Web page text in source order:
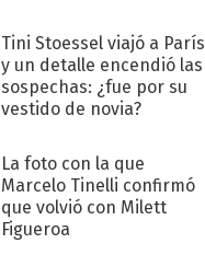
Tini Stoessel viajó a París
y un detalle encendió las
sospechas: ¿fue por su
vestido de novia?
La foto con la que
Marcelo Tinelli confirmó
que volvió con Milett
Figueroa